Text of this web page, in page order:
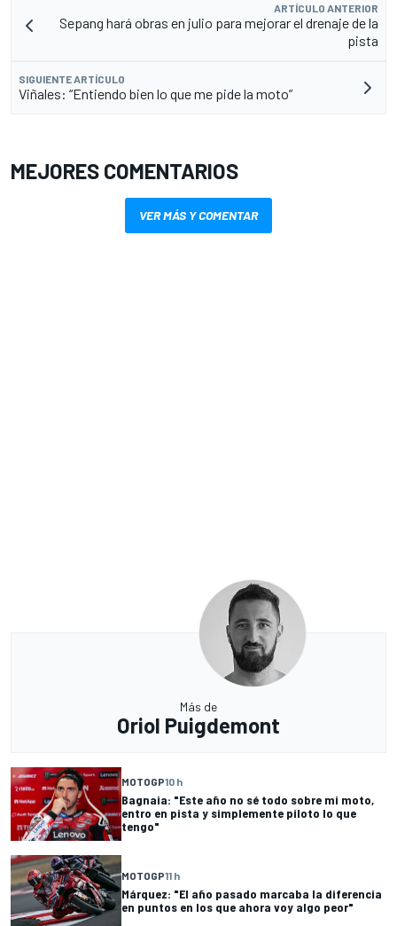
ARTÍCULO ANTERIOR
Sepang hará obras en julio para mejorar el drenaje de la
pista
SIGUIENTE ARTÍCULO
Viñales: “Entiendo bien lo que me pide la moto”
MEJORES COMENTARIOS
VER MÁS Y COMENTAR
Más de
Oriol Puigdemont
MOTOGP10 h
Bagnaia: "Este año no sé todo sobre mi moto,
entro en pista y simplemente piloto lo que
tengo"
MOTOGP11 h
Márquez: "El año pasado marcaba la diferencia
en puntos en los que ahora voy algo peor"